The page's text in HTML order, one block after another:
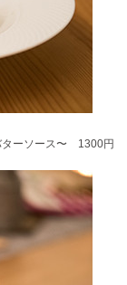
ターソース〜 1300円